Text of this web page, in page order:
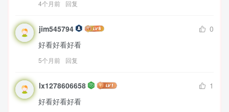
4个月前 回复
jim545794
0
好看好看好看
5个月前 回复
lx1278606658
1
好看好看好看